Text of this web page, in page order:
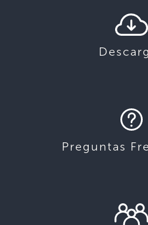
Preguntas